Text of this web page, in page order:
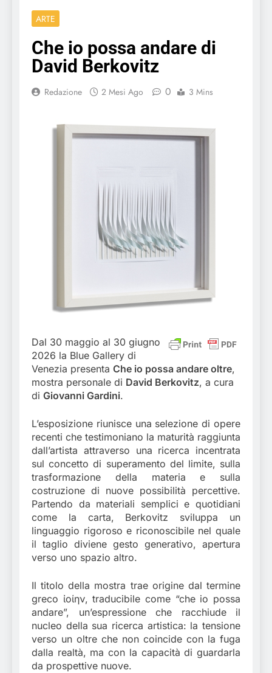
ARTE
Che io possa andare di
David Berkovitz
Redazione 2 Mesi Ago 0 3 Mins
Dal 30 maggio al 30 giugno
2026 la Blue Gallery di
Venezia presenta Che io possa andare oltre,
mostra personale di David Berkovitz, a cura
di Giovanni Gardini.
L’esposizione riunisce una selezione di opere
recenti che testimoniano la maturità raggiunta
dall’artista attraverso una ricerca incentrata
sul concetto di superamento del limite, sulla
trasformazione della materia e sulla
costruzione di nuove possibilità percettive.
Partendo da materiali semplici e quotidiani
come la carta, Berkovitz sviluppa un
linguaggio rigoroso e riconoscibile nel quale
il taglio diviene gesto generativo, apertura
verso uno spazio altro.
Il titolo della mostra trae origine dal termine
greco ἰοίην, traducibile come “che io possa
andare”, un’espressione che racchiude il
nucleo della sua ricerca artistica: la tensione
verso un oltre che non coincide con la fuga
dalla realtà, ma con la capacità di guardarla
da prospettive nuove.